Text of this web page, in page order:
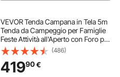
VEVOR Tenda Campana in Tela 5m
Tenda da Campeggio per Famiglie
Feste Attività all'Aperto con Foro per
Stufa a Legna e Borse di Stoccaggio
Capienza ca. 8 Persone, BBQ
Esterno, Gruppi all'Aperto, Caccia
(486)
41990€